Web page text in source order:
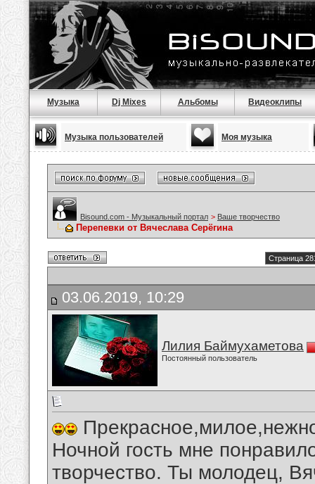
Музыка Dj Mixes Альбомы Видеоклипы
Музыка пользователей Моя музыка
Bisound.com - Музыкальный портал > Ваше творчество
Перепевки от Вячеслава Серёгина
Страница
03.06.2019, 10:29
Лилия Баймухаметова
Постоянный пользователь
Ночной гость мне
творчество. Ты молодец,